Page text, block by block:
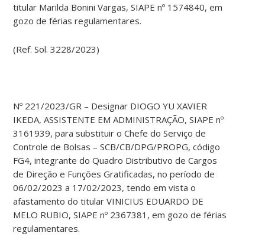
titular Marilda Bonini Vargas, SIAPE nº 1574840, em
gozo de férias regulamentares.
(Ref. Sol. 3228/2023)
Nº 221/2023/GR – Designar DIOGO YU XAVIER
IKEDA, ASSISTENTE EM ADMINISTRAÇÃO, SIAPE nº
3161939, para substituir o Chefe do Serviço de
Controle de Bolsas – SCB/CB/DPG/PROPG, código
FG4, integrante do Quadro Distributivo de Cargos
de Direção e Funções Gratificadas, no período de
06/02/2023 a 17/02/2023, tendo em vista o
afastamento do titular VINICIUS EDUARDO DE
MELO RUBIO, SIAPE nº 2367381, em gozo de férias
regulamentares.